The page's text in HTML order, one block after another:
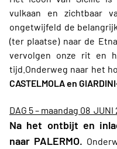
vulkaan en zichtbaar
ongetwijfeld de
(ter plaatse) naar de
vervolgen onze rit en
tijd.Onderweg naar het
CASTELMOLA en
DAG 5 – maandag 08 JUNI
Na het ontbijt en
naar PALERMO.